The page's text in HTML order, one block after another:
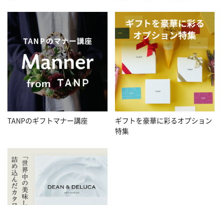
TANPのギフトマナー講座
ギフトを豪華に彩るオプション
特集